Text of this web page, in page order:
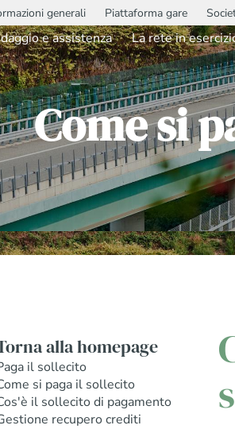
generali Piattaforma gare
e assistenza La rete in
Come si
alla homepage
il sollecito
si paga il sollecito
il sollecito di pagamento
recupero crediti